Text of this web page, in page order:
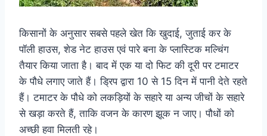
किसानों के अनुसार सबसे पहले खेत कि खुदाई, जुताई कर के
पॉली हाउस, शेड नेट हाउस एवं पारे बना के प्लास्टिक मल्चिंग
तैयार किया जाता है। बाद में एक या दो फिट की दूरी पर टमाटर
के पौधे लगाए जाते हैं। ड्रिप द्वारा 10 से 15 दिन में पानी देते रहते
हैं। टमाटर के पौधे को लकड़ियों के सहारे या अन्य जीचों के सहारे
से खड़ा करते हैं, ताकि वजन के कारण झूक न जाए। पौधों को
अच्छी हवा मिलती रहे।